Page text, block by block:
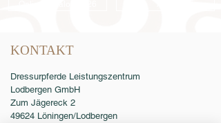
KONTAKT
Dressurpferde Leistungszentrum
Lodbergen GmbH
Zum Jägereck 2
49624 Löningen/Lodbergen